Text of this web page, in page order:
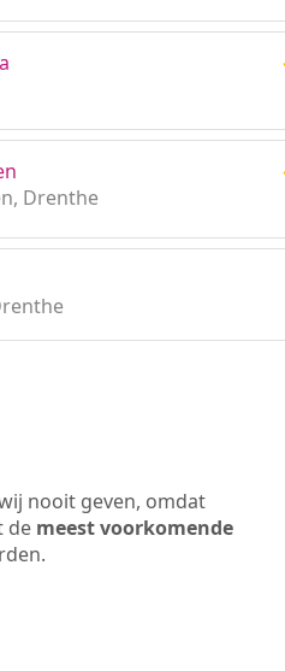
Drenthe
nooit geven, omdat
de meest voorkomende